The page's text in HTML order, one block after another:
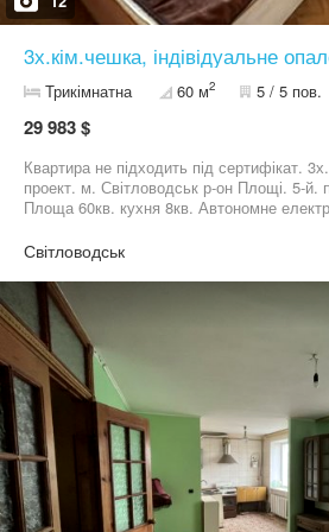
3х.кім.чешка, індівідуальне
Трикімнатна 60 м2 5 / 5 пов.
29 983 $
Квартира не підходить під сертифікат.
проект. м. Світловодськ р-он Площі. 5-й.
Площа 60кв. кухня 8кв. Автономне
металопластикові. Балкон та лоджія
залишається всі меблі та техніка.
та живи. Поряд вся інфраструктура.
Світловодськ